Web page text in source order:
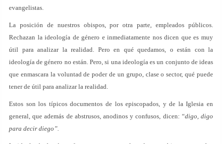
evangelistas.
La posición de nuestros obispos, por otra parte, empleados públicos.
Rechazan la ideología de género e inmediatamente nos dicen que es muy
útil para analizar la realidad. Pero en qué quedamos, o están con la
ideología de género no están. Pero, si una ideología es un conjunto de ideas
que enmascara la voluntad de poder de un grupo, clase o sector, qué puede
tener de útil para analizar la realidad.
Estos son los típicos documentos de los episcopados, y de la Iglesia en
general, que además de abstrusos, anodinos y confusos, dicen: “digo, digo
para decir diego”.